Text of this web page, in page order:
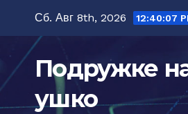
содержимому
Сб. Авг 8th, 2026 12:40:08
Подружке
ушко